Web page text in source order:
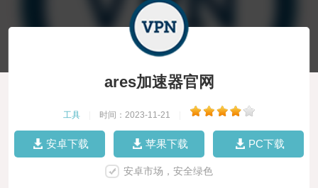
ares加速器官网
工具 时间：2023-11-21
安卓下载 苹果下载 PC下载
安卓市场，安全绿色